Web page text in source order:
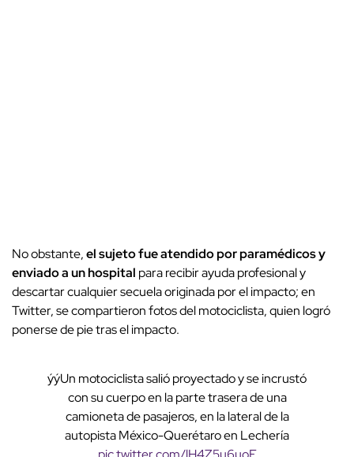
No obstante,el sujeto fue atendido por paramédicos y
enviado a un hospital para recibir ayuda profesional y
descartar cualquier secuela originada por el impacto; en
Twitter, se compartieron fotos del motociclista, quien logró
ponerse de pie tras el impacto.
ýýUn motociclista salió proyectado y se incrustó
con su cuerpo en la parte trasera de una
camioneta de pasajeros, en la lateral de la
autopista México-Querétaro en Lechería